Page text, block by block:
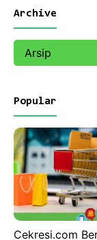
Archive
Popular
Cekresi.com